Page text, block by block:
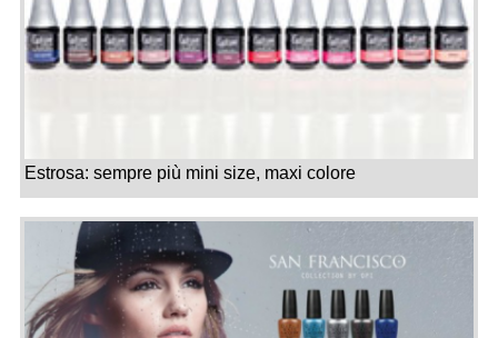
Estrosa: sempre più mini size, maxi colore